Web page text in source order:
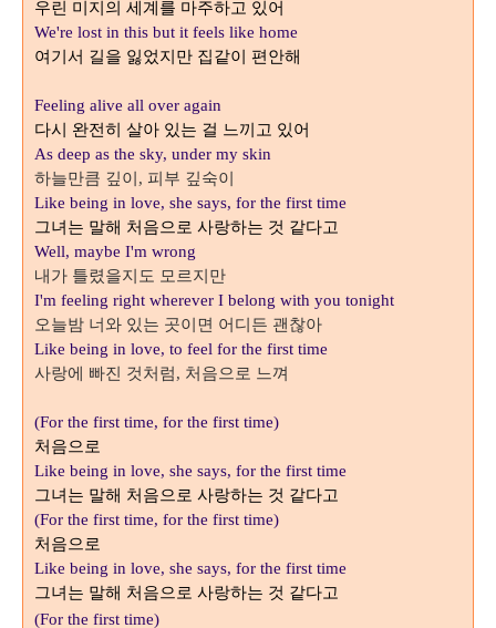
우린 미지의 세계를 마주하고 있어
We're lost in this but it feels like home
여기서 길을 잃었지만 집같이 편안해
Feeling alive all over again
다시 완전히 살아 있는 걸 느끼고 있어
As deep as the sky, under my skin
하늘만큼 깊이, 피부 깊숙이
Like being in love, she says, for the first time
그녀는 말해 처음으로 사랑하는 것 같다고
Well, maybe I'm wrong
내가 틀렸을지도 모르지만
I'm feeling right wherever I belong with you tonight
오늘밤 너와 있는 곳이면 어디든 괜찮아
Like being in love, to feel for the first time
사랑에 빠진 것처럼, 처음으로 느껴
(For the first time, for the first time)
처음으로
Like being in love, she says, for the first time
그녀는 말해 처음으로 사랑하는 것 같다고
(For the first time, for the first time)
처음으로
Like being in love, she says, for the first time
그녀는 말해 처음으로 사랑하는 것 같다고
(For the first time)